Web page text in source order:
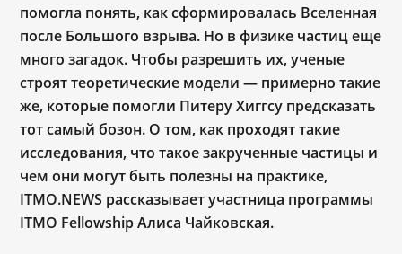
помогла понять, как сформировалась Вселенная
после Большого взрыва. Но в физике частиц еще
много загадок. Чтобы разрешить их, ученые
строят теоретические модели — примерно такие
же, которые помогли Питеру Хиггсу предсказать
тот самый бозон. О том, как проходят такие
исследования, что такое закрученные частицы и
чем они могут быть полезны на практике,
ITMO.NEWS рассказывает участница программы
ITMO Fellowship Алиса Чайковская.